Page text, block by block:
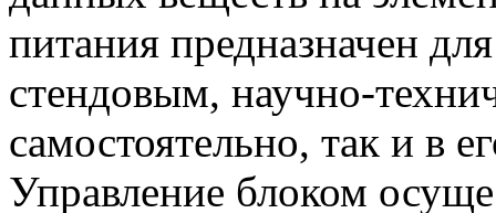
питания предназначен
стендовым, научно-
самостоятельно, так и в
Управление блоком